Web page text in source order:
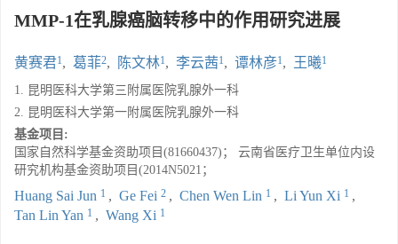
MMP-1在乳腺癌脑转移中的作用研究进展
黄赛君1, 葛菲2, 陈文林1, 李云茜1, 谭林彦1, 王曦1
1. 昆明医科大学第三附属医院乳腺外一科
2. 昆明医科大学第一附属医院乳腺外一科
基金项目:
国家自然科学基金资助项目(81660437)； 云南省医疗卫生单位内设
研究机构基金资助项目(2014N5021；
Huang Sai Jun 1 , Ge Fei 2 , Chen Wen Lin 1 , Li Yun Xi 1 ,
Tan Lin Yan 1 , Wang Xi 1